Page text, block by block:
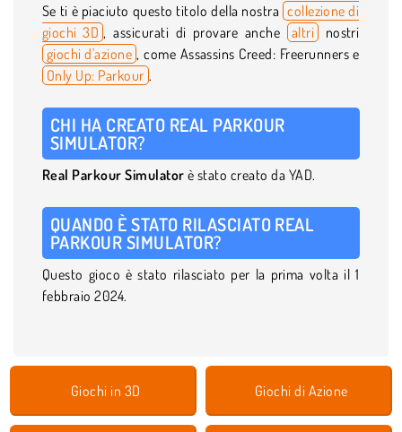
Se ti è piaciuto questo titolo della nostra collezione di
giochi 3D , assicurati di provare anche altri
nostri
giochi d'azione , come Assassins Creed: Freerunners e
Only Up: Parkour .
CHI HA CREATO REAL PARKOUR
SIMULATOR?
Real Parkour Simulator è stato creato da YAD.
QUANDO È STATO RILASCIATO REAL
PARKOUR SIMULATOR?
Questo gioco è stato rilasciato per la prima volta il 1
febbraio 2024.
Giochi in 3D Giochi di Azione